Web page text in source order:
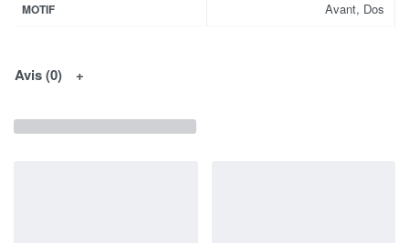
MOTIF Avant, Dos
Avis (0)